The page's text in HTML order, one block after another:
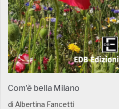
Com'è bella Milano
di Albertina Fancetti